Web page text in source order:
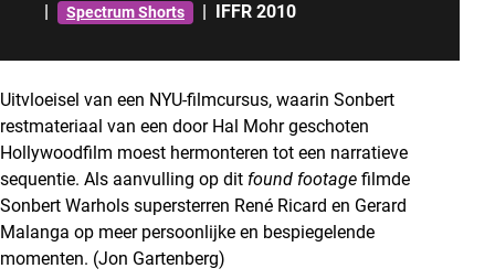
|
Spectrum Shorts | IFFR 2010
Uitvloeisel van een NYU-filmcursus, waarin Sonbert
restmateriaal van een door Hal Mohr geschoten
Hollywoodfilm moest hermonteren tot een narratieve
sequentie. Als aanvulling op dit found footage filmde
Sonbert Warhols supersterren René Ricard en Gerard
Malanga op meer persoonlijke en bespiegelende
momenten. (Jon Gartenberg)